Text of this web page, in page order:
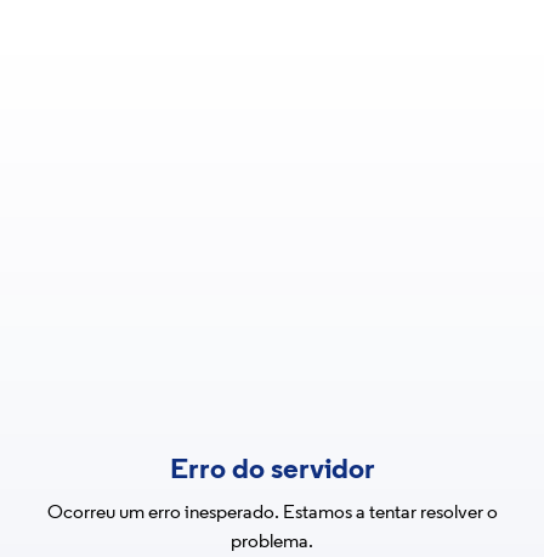
Erro do servidor
Ocorreu um erro inesperado. Estamos a tentar resolver o
problema.